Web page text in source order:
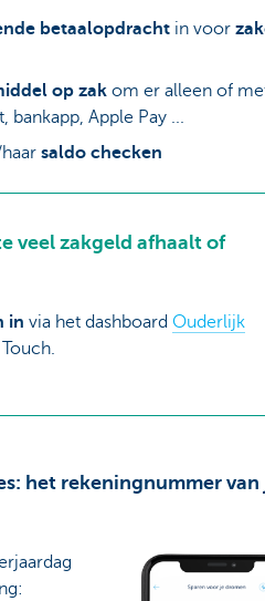
betaalopdracht in voor
op zakom er alleen of
bankapp, Apple Pay ...
saldo checken
veel zakgeld afhaalt of
in via het dashboard Ouderlijk
het rekeningnummer van